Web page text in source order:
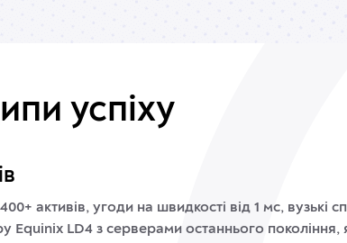
успіху
активів, угоди на швидкості від 1 мс, вузькі
Equinix LD4 з серверами останнього покоління,